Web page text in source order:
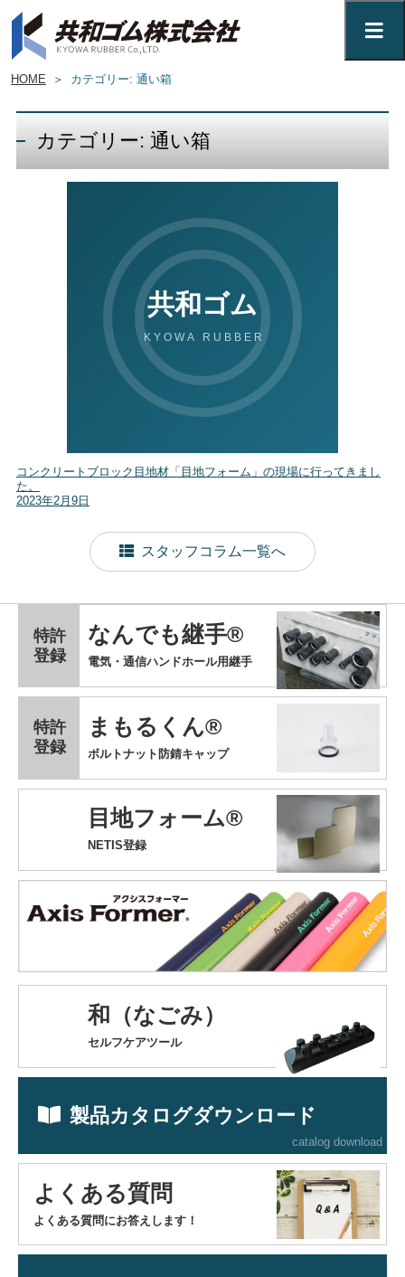
HOME ＞ カテゴリー: 通い箱
カテゴリー: 通い箱
コンクリートブロック目地材「目地フォーム」の現場に行ってきまし
た。
2023年2月9日
スタッフコラム一覧へ
なんでも継手®
特許
登録
電気・通信ハンドホール用継手
まもるくん®
特許
登録
ボルトナット防錆キャップ
目地フォーム®
NETIS登録
和（なごみ）
セルフケアツール
製品カタログダウンロード
catalog download
よくある質問
よくある質問にお答えします！